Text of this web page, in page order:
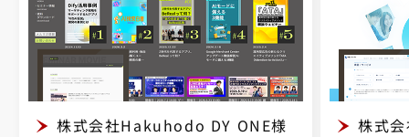
株式会社Hakuhodo DY ONE様 株式